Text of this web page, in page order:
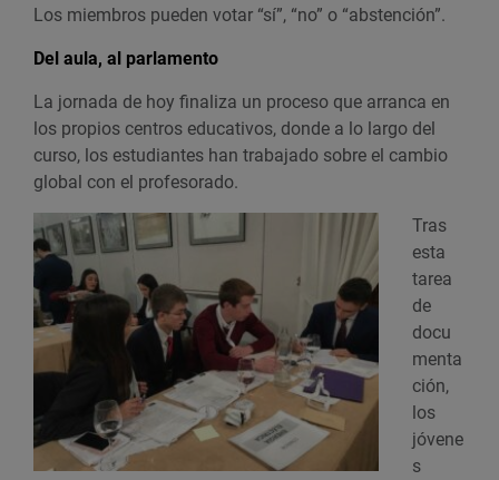
Los miembros pueden votar “sí”, “no” o “abstención”.
Del aula, al parlamento
La jornada de hoy finaliza un proceso que arranca en
los propios centros educativos, donde a lo largo del
curso, los estudiantes han trabajado sobre el cambio
global con el profesorado.
Tras
esta
tarea
de
docu
menta
ción,
los
jóvene
s